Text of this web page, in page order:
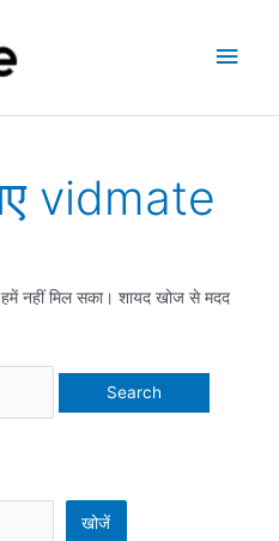
मुख्य
vidmate
नहीं मिल सका। शायद खोज से मदद
खोजें